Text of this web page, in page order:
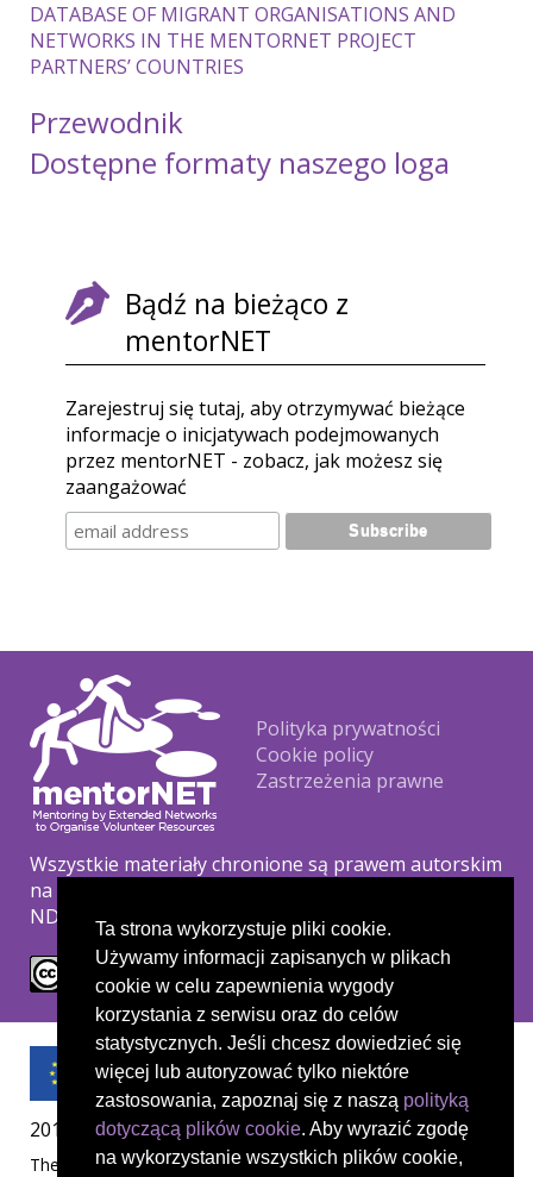
Ta strona wykorzystuje pliki cookie.
Używamy informacji zapisanych w plikach
cookie w celu zapewnienia wygody
korzystania z serwisu oraz do celów
statystycznych. Jeśli chcesz dowiedzieć się
więcej lub autoryzować tylko niektóre
zastosowania, zapoznaj się z naszą polityką
dotyczącą plików cookie. Aby wyrazić zgodę
na wykorzystanie wszystkich plików cookie,
DATABASE OF MIGRANT ORGANISATIONS AND
NETWORKS IN THE MENTORNET PROJECT
PARTNERS’ COUNTRIES
Przewodnik
Dostępne formaty naszego loga
Bądź na bieżąco z
mentorNET
Zarejestruj się tutaj, aby otrzymywać bieżące
informacje o inicjatywach podejmowanych
przez mentorNET - zobacz, jak możesz się
zaangażować
Footer
Polityka prywatności
Cookie policy
Zastrzeżenia prawne
Wszystkie materiały chronione są prawem autorskim
na podstawie licencji Creative Commons CC BY-NC-
ND.
2019-1-UK01-KA204-061657
The European Commission's support for the production of